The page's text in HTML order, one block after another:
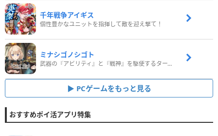
千年戦争アイギス
個性豊かなユニットを指揮して敵を迎え撃て！
ミナシゴノシゴト
武器の『アビリティ』と『戦神』を駆使するターン制コマンドバトルRPG！
PCゲームをもっと見る
おすすめポイ活アプリ特集